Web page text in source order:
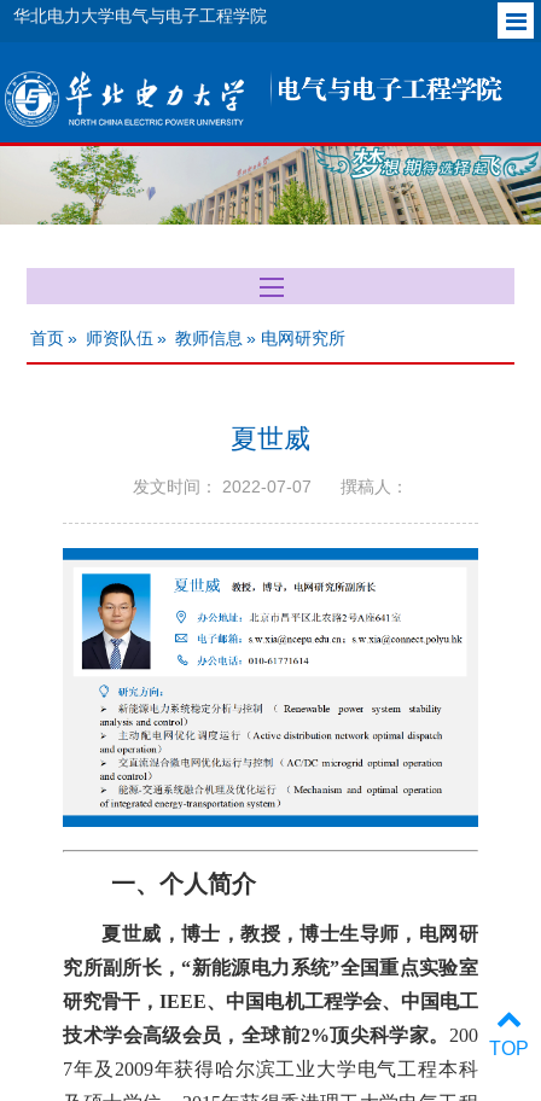
华北电力大学电气与电子工程学院
首页 » 师资队伍 » 教师信息 » 电网研究所
夏世威
发文时间： 2022-07-07 撰稿人：
一、个人简介
夏世威，博士，教授，博士生导师，电网研
究所副所长，“新能源电力系统”全国重点实验室
研究骨干，IEEE、中国电机工程学会、中国电工
技术学会高级会员，全球前2%顶尖科学家。 200
7年及2009年获得哈尔滨工业大学电气工程本科
TOP